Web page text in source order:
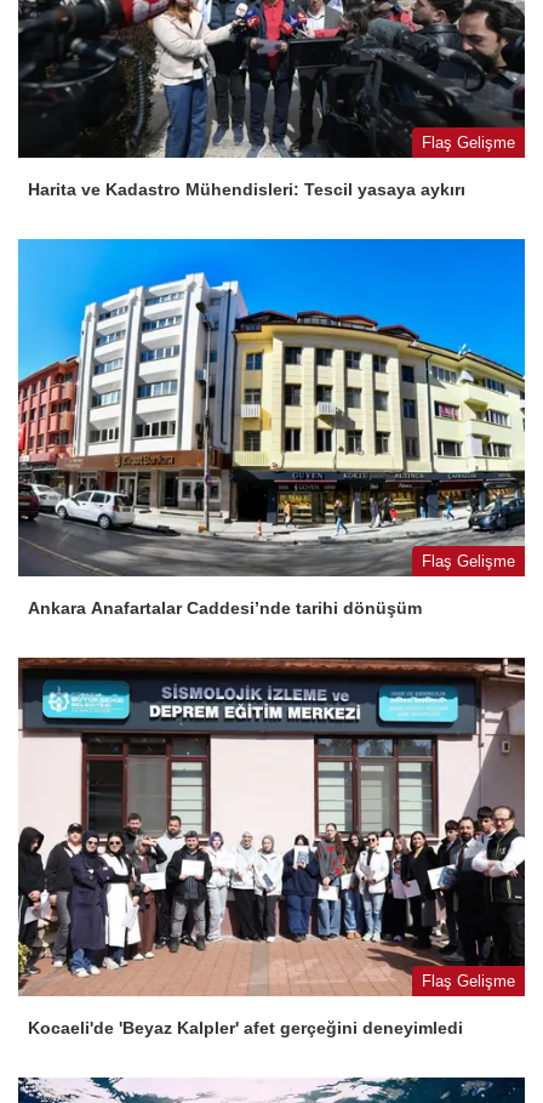
Flaş Gelişme
Harita ve Kadastro Mühendisleri: Tescil yasaya aykırı
Flaş Gelişme
Ankara Anafartalar Caddesi’nde tarihi dönüşüm
Flaş Gelişme
Kocaeli'de 'Beyaz Kalpler' afet gerçeğini deneyimledi